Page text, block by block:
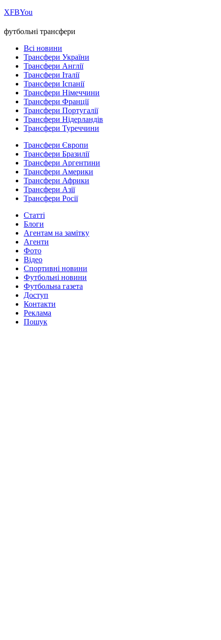
ХFBYou
футбольні трансфери
Всі новини
Трансфери України
Трансфери Англії
Трансфери Італії
Трансфери Іспанії
Трансфери Німеччини
Трансфери Франції
Трансфери Португалії
Трансфери Нідерландів
Трансфери Туреччини
Трансфери Європи
Трансфери Бразилії
Трансфери Аргентини
Трансфери Америки
Трансфери Африки
Трансфери Азії
Трансфери Росії
Статті
Блоги
Агентам на замітку
Агенти
Фото
Відео
Спортивні новини
Футбольні новини
Футбольна газета
Доступ
Контакти
Реклама
Пошук